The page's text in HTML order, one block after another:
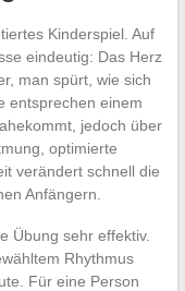
Kinderspiel. Auf
eindeutig: Das Herz
man spürt, wie sich
entsprechen einem
jedoch über
optimierte
verändert schnell die
Anfängern.
Übung sehr effektiv.
Rhythmus
Für eine Person